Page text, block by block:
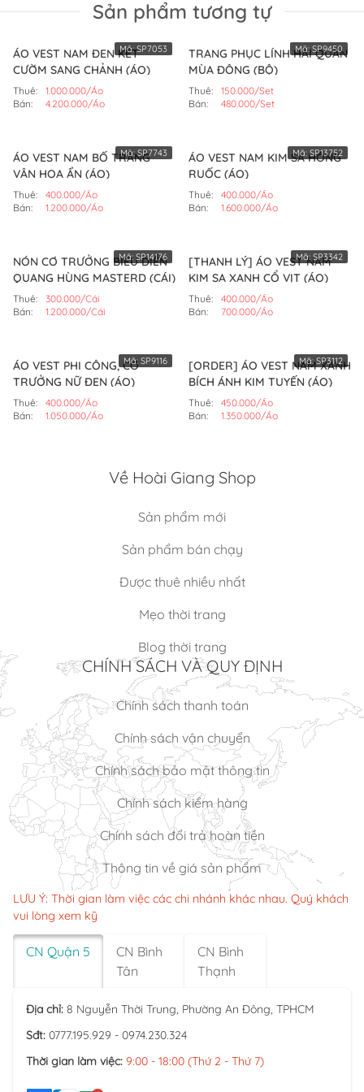
Sản phẩm tương tự
ÁO VEST NAM ĐEN KẾT
CƯỜM SANG CHẢNH (ÁO)
Thuê:
1.000.000/Áo
Bán:
4.200.000/Áo
Mã:SP7053
TRANG PHỤC LÍNH HẢI QUÂN
MÙA ĐÔNG (BỘ)
Thuê:
150.000/Set
Bán:
480.000/Set
Mã:SP9450
ÁO VEST NAM BỐ TRẮNG
VÂN HOA ẨN (ÁO)
Thuê:
400.000/Áo
Bán:
1.200.000/Áo
Mã:SP7743
ÁO VEST NAM KIM SA HỒNG
RUỐC (ÁO)
Thuê:
400.000/Áo
Bán:
1.600.000/Áo
Mã:SP13752
NÓN CƠ TRƯỞNG BIỂU DIỄN
QUANG HÙNG MASTERD (CÁI)
Thuê:
300.000/Cái
Bán:
1.200.000/Cái
Mã: SP14176
[THANH LÝ] ÁO VEST NAM
KIM SA XANH CỔ VỊT (ÁO)
Thuê:
400.000/Áo
Bán:
700.000/Áo
Mã: SP3342
ÁO VEST PHI CÔNG, CƠ
TRƯỞNG NỮ ĐEN (ÁO)
Thuê:
400.000/Áo
Bán:
1.050.000/Áo
Mã: SP9116
[ORDER] ÁO VEST NAM XANH
BÍCH ÁNH KIM TUYẾN (ÁO)
Thuê:
450.000/Áo
Bán:
1.350.000/Áo
Mã:SP3112
Về Hoài Giang Shop
Sản phẩm mới
Sản phẩm bán chạy
Được thuê nhiều nhất
Mẹo thời trang
Blog thời trang
CHÍNH SÁCH VÀ QUY ĐỊNH
Chính sách thanh toán
Chính sách vận chuyển
Chính sách bảo mật thông tin
Chính sách kiểm hàng
Chính sách đổi trả hoàn tiền
Thông tin về giá sản phẩm
LƯU Ý: Thời gian làm việc các chi nhánh khác nhau. Quý khách
vui lòng xem kỹ
CN Quận 5
CN Bình
Tân
CN Bình
Thạnh
Địa chỉ: 8 Nguyễn Thời Trung, Phường An Đông, TPHCM
Sđt: 0777.195.929 - 0974.230.324
Thời gian làm việc: 9:00 - 18:00 (Thứ 2 - Thứ 7)